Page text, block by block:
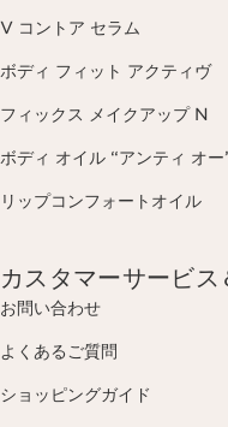
V コントア セラム
ボディ フィット アクティヴ
フィックス メイクアップ N
ボディ オイル “アンティ オー
リップコンフォートオイル
カスタマーサービス
お問い合わせ
よくあるご質問
ショッピングガイド